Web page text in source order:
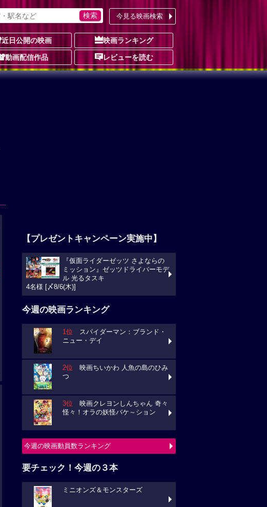
今見る映画検索
近日公開の映画 映画ランキング
動画配信作品 レビューを読む
【プレゼントキャンペーン実施中】
『仮面ライダーゼッツ さよならの
ミッション』ゼッツドライバーモデ
ル 光るタスキ
4名様 [〆8/6(木)]
今週の映画ランキング
1位 スパイダーマン：ブランド・
ニュー・デイ
2位 映画ちいかわ 人魚の島のひみ
つ
3位 映画クレヨンしんちゃん 奇々
怪々！オラの妖怪バケ～ション
今週の映画動員数ランキング
要チェック！今週の３本
ミニオンズ＆モンスターズ